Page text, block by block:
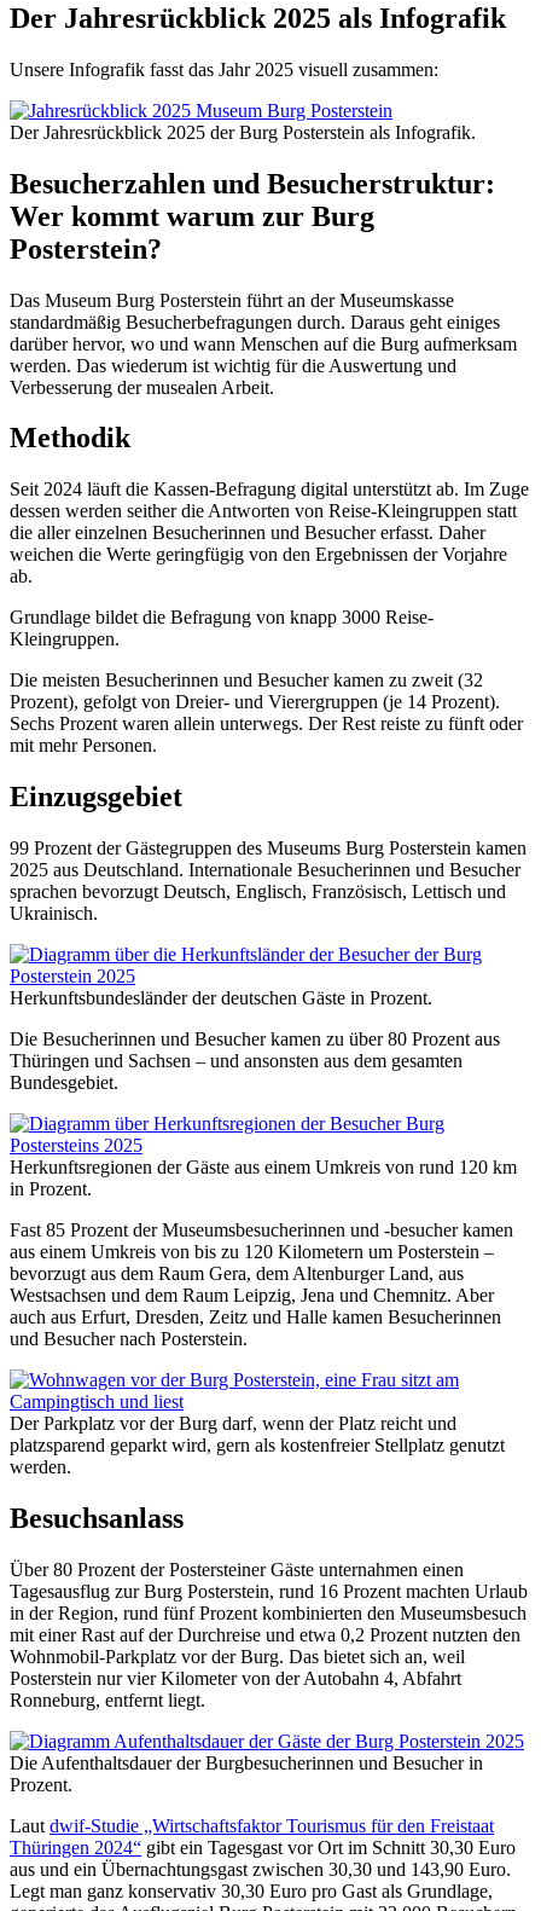
Der Jahresrückblick 2025 als Infografik
Unsere Infografik fasst das Jahr 2025 visuell zusammen:
Der Jahresrückblick 2025 der Burg Posterstein als Infografik.
Besucherzahlen und Besucherstruktur:
Wer kommt warum zur Burg
Posterstein?
Das Museum Burg Posterstein führt an der Museumskasse
standardmäßig Besucherbefragungen durch. Daraus geht einiges
darüber hervor, wo und wann Menschen auf die Burg aufmerksam
werden. Das wiederum ist wichtig für die Auswertung und
Verbesserung der musealen Arbeit.
Methodik
Seit 2024 läuft die Kassen-Befragung digital unterstützt ab. Im Zuge
dessen werden seither die Antworten von Reise-Kleingruppen statt
die aller einzelnen Besucherinnen und Besucher erfasst. Daher
weichen die Werte geringfügig von den Ergebnissen der Vorjahre
ab.
Grundlage bildet die Befragung von knapp 3000 Reise-
Kleingruppen.
Die meisten Besucherinnen und Besucher kamen zu zweit (32
Prozent), gefolgt von Dreier- und Vierergruppen (je 14 Prozent).
Sechs Prozent waren allein unterwegs. Der Rest reiste zu fünft oder
mit mehr Personen.
Einzugsgebiet
99 Prozent der Gästegruppen des Museums Burg Posterstein kamen
2025 aus Deutschland. Internationale Besucherinnen und Besucher
sprachen bevorzugt Deutsch, Englisch, Französisch, Lettisch und
Ukrainisch.
Herkunftsbundesländer der deutschen Gäste in Prozent.
Die Besucherinnen und Besucher kamen zu über 80 Prozent aus
Thüringen und Sachsen – und ansonsten aus dem gesamten
Bundesgebiet.
Herkunftsregionen der Gäste aus einem Umkreis von rund 120 km
in Prozent.
Fast 85 Prozent der Museumsbesucherinnen und -besucher kamen
aus einem Umkreis von bis zu 120 Kilometern um Posterstein –
bevorzugt aus dem Raum Gera, dem Altenburger Land, aus
Westsachsen und dem Raum Leipzig, Jena und Chemnitz. Aber
auch aus Erfurt, Dresden, Zeitz und Halle kamen Besucherinnen
und Besucher nach Posterstein.
Der Parkplatz vor der Burg darf, wenn der Platz reicht und
platzsparend geparkt wird, gern als kostenfreier Stellplatz genutzt
werden.
Besuchsanlass
Über 80 Prozent der Postersteiner Gäste unternahmen einen
Tagesausflug zur Burg Posterstein, rund 16 Prozent machten Urlaub
in der Region, rund fünf Prozent kombinierten den Museumsbesuch
mit einer Rast auf der Durchreise und etwa 0,2 Prozent nutzten den
Wohnmobil-Parkplatz vor der Burg. Das bietet sich an, weil
Posterstein nur vier Kilometer von der Autobahn 4, Abfahrt
Ronneburg, entfernt liegt.
Die Aufenthaltsdauer der Burgbesucherinnen und Besucher in
Prozent.
Laut dwif-Studie „Wirtschaftsfaktor Tourismus für den Freistaat
Thüringen 2024“ gibt ein Tagesgast vor Ort im Schnitt 30,30 Euro
aus und ein Übernachtungsgast zwischen 30,30 und 143,90 Euro.
Legt man ganz konservativ 30,30 Euro pro Gast als Grundlage,